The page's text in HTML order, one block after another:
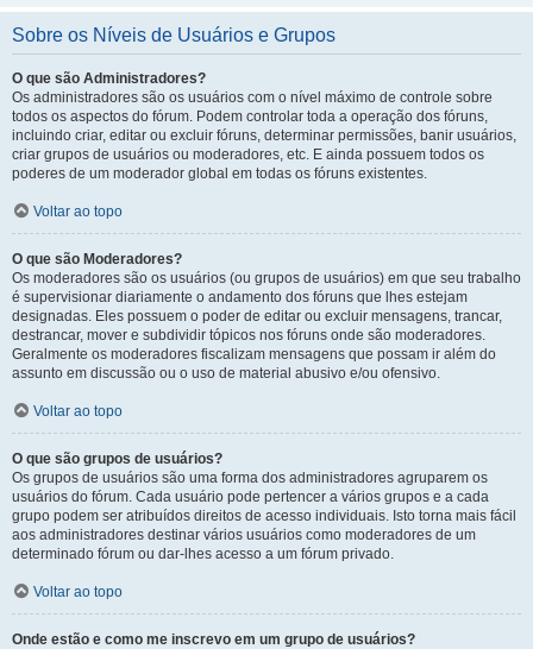
Sobre os Níveis de Usuários e Grupos
O que são Administradores?
Os administradores são os usuários com o nível máximo de controle sobre
todos os aspectos do fórum. Podem controlar toda a operação dos fóruns,
incluindo criar, editar ou excluir fóruns, determinar permissões, banir usuários,
criar grupos de usuários ou moderadores, etc. E ainda possuem todos os
poderes de um moderador global em todas os fóruns existentes.
Voltar ao topo
O que são Moderadores?
Os moderadores são os usuários (ou grupos de usuários) em que seu trabalho
é supervisionar diariamente o andamento dos fóruns que lhes estejam
designadas. Eles possuem o poder de editar ou excluir mensagens, trancar,
destrancar, mover e subdividir tópicos nos fóruns onde são moderadores.
Geralmente os moderadores fiscalizam mensagens que possam ir além do
assunto em discussão ou o uso de material abusivo e/ou ofensivo.
Voltar ao topo
O que são grupos de usuários?
Os grupos de usuários são uma forma dos administradores agruparem os
usuários do fórum. Cada usuário pode pertencer a vários grupos e a cada
grupo podem ser atribuídos direitos de acesso individuais. Isto torna mais fácil
aos administradores destinar vários usuários como moderadores de um
determinado fórum ou dar-lhes acesso a um fórum privado.
Voltar ao topo
Onde estão e como me inscrevo em um grupo de usuários?